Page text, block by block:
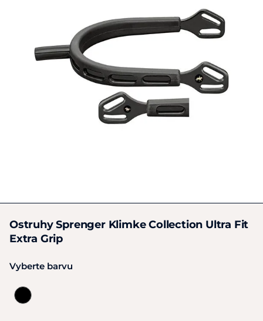
Ostruhy Sprenger Klimke Collection Ultra Fit
Extra Grip
Vyberte barvu